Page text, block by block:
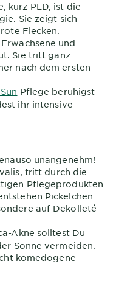
kurz PLD, ist die
Sie zeigt sich
Flecken.
und
Sie tritt ganz
nach dem ersten
Pflege beruhigst
ihr intensive
unangenehm!
tritt durch die
Pflegeprodukten
Pickelchen
auf Dekolleté
Akne solltest Du
Sonne vermeiden.
komedogene